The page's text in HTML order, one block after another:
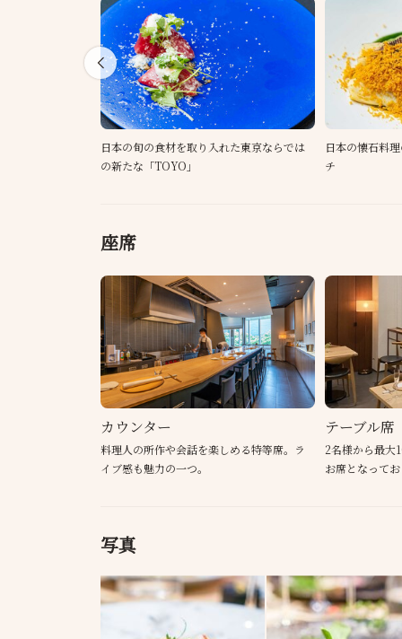
日本の旬の食材を取り入れた東京ならでは
の新たな「TOYO」
日本の懐石料
チ
座席
カウンター
料理人の所作や会話を楽しめる特等席。ラ
イブ感も魅力の一つ。
テーブル席
2名様から最大
お席となって
写真